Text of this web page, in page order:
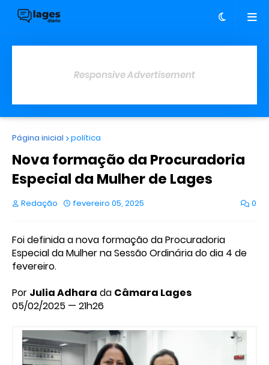
Responsive Advertisement
Página inicial política
Nova formação da Procuradoria
Especial da Mulher de Lages
Redação fevereiro 05, 2025 0
Foi definida a nova formação da Procuradoria
Especial da Mulher na Sessão Ordinária do dia 4 de
fevereiro.
Por Julia Adhara da Câmara Lages
05/02/2025 — 21h26